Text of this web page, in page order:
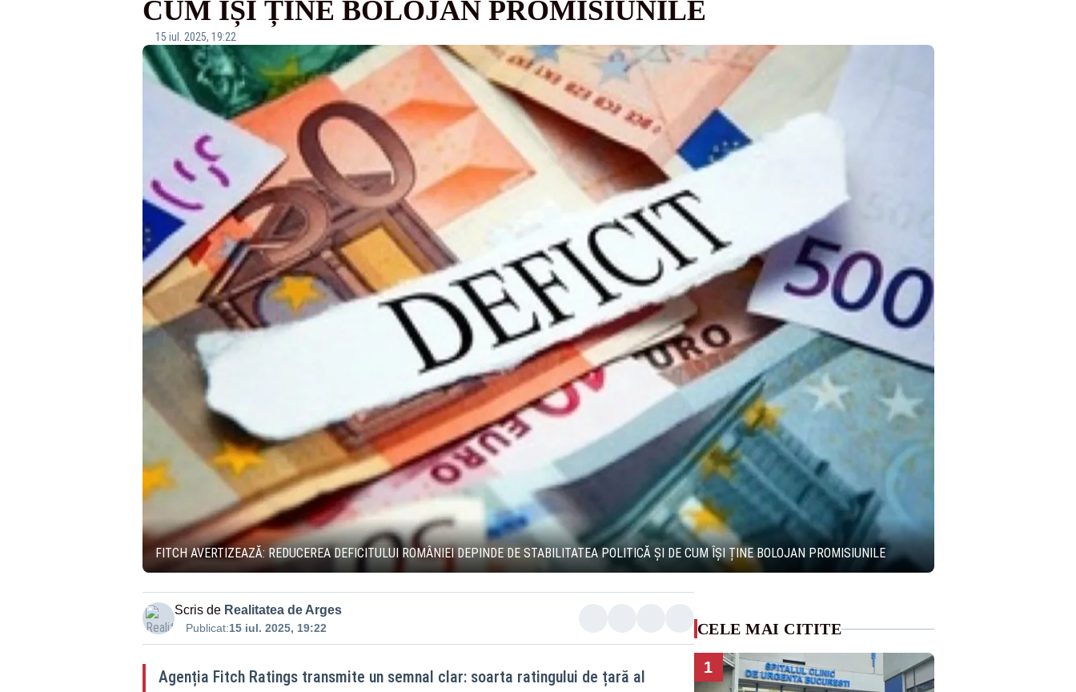
CUM ÎȘI ȚINE BOLOJAN PROMISIUNILE
15 iul. 2025, 19:22
FITCH AVERTIZEAZĂ: REDUCEREA DEFICITULUI ROMÂNIEI DEPINDE DE STABILITATEA POLITICĂ ȘI DE CUM ÎȘI ȚINE BOLOJAN PROMISIUNILE
Scris de Realitatea de Arges
Publicat:15 iul. 2025, 19:22
Agenția Fitch Ratings transmite un semnal clar: soarta ratingului de țară al
CELE MAI CITITE
1